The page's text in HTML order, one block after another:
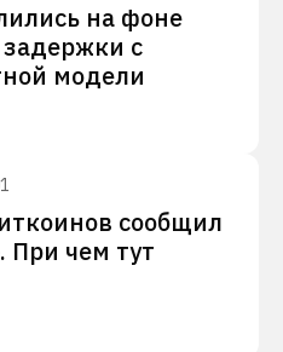
на фоне
с
модели
сообщил
При чем тут